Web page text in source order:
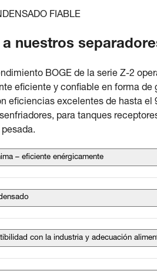
FIABLE
a nuestros
BOGE de la serie Z-2
eficiente y confiable en forma
eficiencias excelentes de hasta
para tanques
– eficiente enérgicamente
con la industria y adecuación